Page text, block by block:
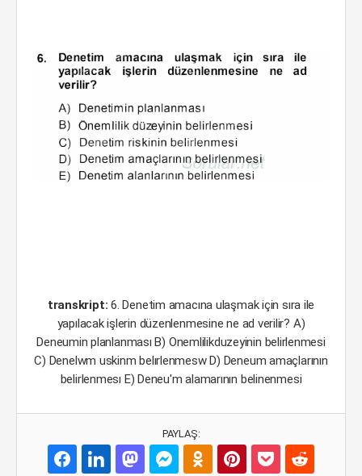
transkript:6. Denetim amacına ulaşmak için sıra ile
yapılacak işlerin düzenlenmesine ne ad verilir? A)
Deneumin planlanması B) Onemlilikduzeyinin belirlenmesi
C) Denelwm uskinm belırlenmesw D) Deneum amaçlarının
belirlenmesı E) Deneu'm alamarının belinenmesi
PAYLAŞ: